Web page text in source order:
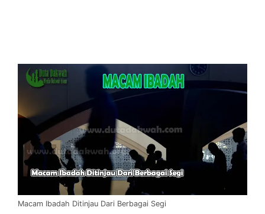
Macam Ibadah Ditinjau Dari Berbagai Segi